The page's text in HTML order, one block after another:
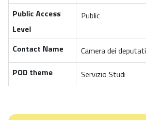
Public Access
Level
Public
Contact Name
Camera dei deputati
POD theme
Servizio Studi